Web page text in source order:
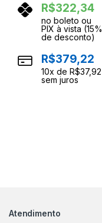
R$322,34
no boleto ou
PIX à vista (15%
de desconto)
R$379,22
10x de R$37,92
sem juros
Atendimento